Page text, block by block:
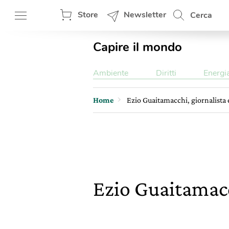
Store Newsletter Cerca
Capire il mondo
Ambiente Diritti
Home Ezio Guaitamacchi, giornalista
Ezio